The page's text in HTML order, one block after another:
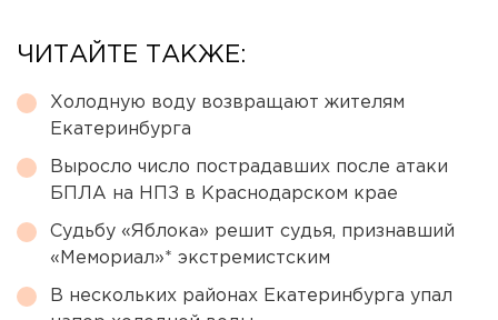
ЧИТАЙТЕ ТАКЖЕ:
Холодную воду возвращают жителям
Екатеринбурга
Выросло число пострадавших после атаки
БПЛА на НПЗ в Краснодарском крае
Судьбу «Яблока» решит судья, признавший
«Мемориал»* экстремистским
В нескольких районах Екатеринбурга упал